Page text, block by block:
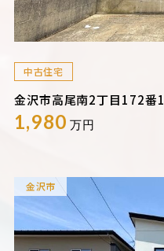
中古住宅
金沢市高尾南2丁目172番1
1,980 万円
金沢市